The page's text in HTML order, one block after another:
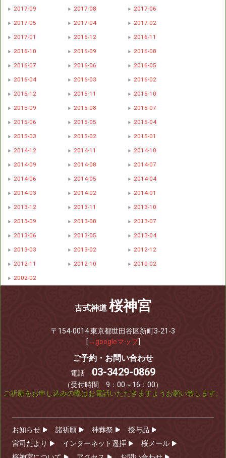
2017-09
2017-08
2017-06
2017-05
2017-04
2017-02
2017-01
2016-12
2016-11
2016-10
2016-09
2016-08
2016-07
2016-06
2016-05
2016-04
2016-03
2016-02
2015-12
2015-11
2015-10
2015-09
2015-08
2015-07
2015-06
2015-05
2015-04
2015-03
2015-02
2015-01
2014-12
2014-11
2014-10
2014-09
2014-08
2014-07
2014-06
2014-05
2014-04
2014-03
2014-02
2014-01
2013-12
2013-11
2013-10
2013-09
2013-08
2013-07
2013-06
2013-05
2013-04
2013-03
2013-02
2012-12
2012-11
2012-10
2010-02
2002-02
古式神道 桜神宮
〒154-0014 東京都世田谷区新町3-21-3
[→googleマップ]
ご予約・お問い合わせ
電話 03-3429-0869
（受付時間 9：00～16：00）
ご祈願をお申し込みの際はお電話いただきますようお願い致します。
お知らせ 諸祈願 神葬祭
授与品
宮司だより
インターネット遥拝
桜メール